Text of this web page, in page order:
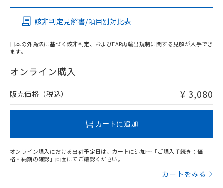
O
在庫等で未対応品が混在する可能性があります。
問い合わせください。
該非判定見解書/項目別対比表
日本の外為法に基づく該非判定、およびEAR再輸出規制に関する見解が入手でき
ます。
オンライン購入
販売価格（税込） ¥ 3,080
カートに追加
オンライン購入における出荷予定日は、カートに追加～「ご購入手続き：価
格・納期の確認」画面にてご確認ください。
カートをみる